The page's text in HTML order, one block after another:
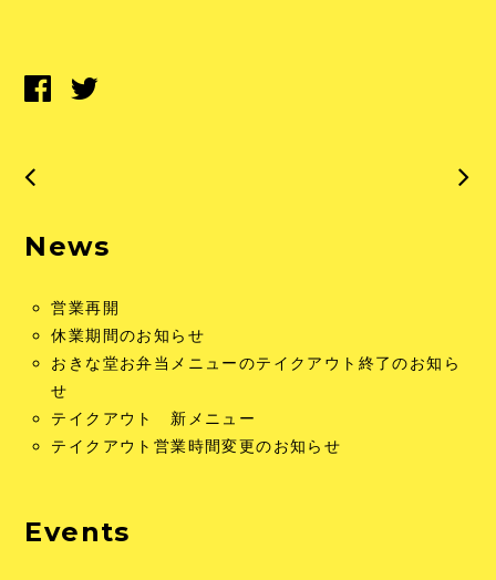
News
営業再開
休業期間のお知らせ
おきな堂お弁当メニューのテイクアウト終了のお知ら
せ
テイクアウト 新メニュー
テイクアウト営業時間変更のお知らせ
Events